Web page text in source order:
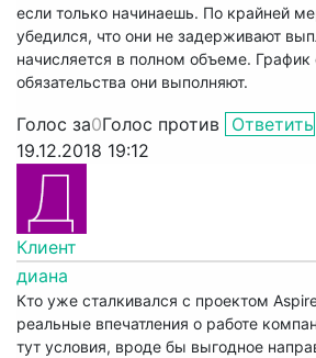
если только начинаешь. По крайней
убедился, что они не задерживают
начисляется в полном объеме.
обязательства они выполняют.
Голос за0Голос против Ответить
19.12.2018 19:12
Клиент
диана
Кто уже сталкивался с проектом
реальные впечатления о работе
тут условия, вроде бы выгодное